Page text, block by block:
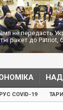
не передасть
ракет до Patriot,
COVID-19